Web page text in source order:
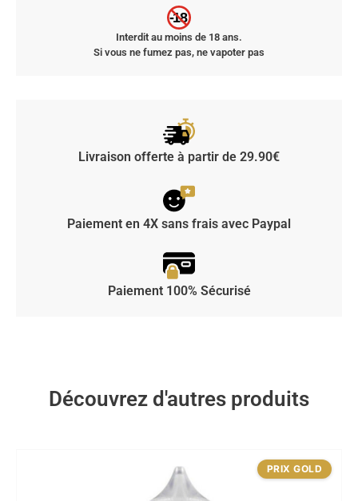
-18
Interdit au moins de 18 ans.
Si vous ne fumez pas, ne vapoter pas
Livraison offerte à partir de 29.90€
Paiement en 4X sans frais avec Paypal
Paiement 100% Sécurisé
Découvrez d'autres produits
PRIX GOLD